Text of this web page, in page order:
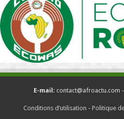
E-mail: contact@afroactu.com
Conditions d’utilisation - Politique